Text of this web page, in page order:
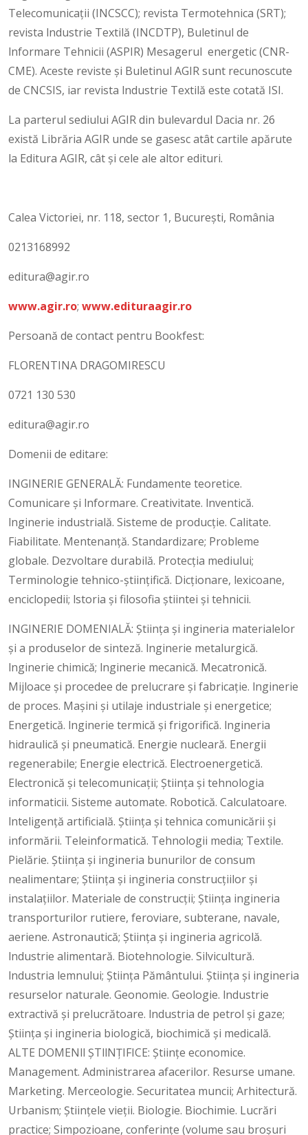
Telecomunicaţii (INCSCC); revista Termotehnica (SRT);
revista lndustrie Textilă (INCDTP), Buletinul de
lnformare Tehnicii (ASPIR) Mesagerul energetic (CNR-
CME). Aceste reviste și Buletinul AGIR sunt recunoscute
de CNCSIS, iar revista lndustrie Textilă este cotată ISI.
La parterul sediului AGIR din bulevardul Dacia nr. 26
există Librăria AGIR unde se gasesc atât cartile apărute
la Editura AGIR, cât și cele ale altor edituri.
Calea Victoriei, nr. 118, sector 1, Bucureşti, România
0213168992
editura@agir.ro
www.agir.ro; www.edituraagir.ro
Persoană de contact pentru Bookfest:
FLORENTINA DRAGOMIRESCU
0721 130 530
editura@agir.ro
Domenii de editare:
INGINERIE GENERALĂ: Fundamente teoretice.
Comunicare și lnformare. Creativitate. lnventică.
lnginerie industrială. Sisteme de producţie. Calitate.
Fiabilitate. Mentenanţă. Standardizare; Probleme
globale. Dezvoltare durabilă. Protecția mediului;
Terminologie tehnico-științifică. Dicționare, lexicoane,
enciclopedii; lstoria și filosofia știintei și tehnicii.
INGINERIE DOMENIALĂ: Știința și ingineria materialelor
și a produselor de sinteză. lnginerie metalurgică.
lnginerie chimică; lnginerie mecanică. Mecatronică.
Mijloace și procedee de prelucrare și fabricaţie. lnginerie
de proces. Mașini și utilaje industriale și energetice;
Energetică. lnginerie termică și frigorifică. lngineria
hidraulică și pneumatică. Energie nucleară. Energii
regenerabile; Energie electrică. Electroenergetică.
Electronică și telecomunicații; Știința și tehnologia
informaticii. Sisteme automate. Robotică. Calculatoare.
lnteligență artificială. Știința și tehnica comunicării și
informării. Teleinformatică. Tehnologii media; Textile.
Pielărie. Știința și ingineria bunurilor de consum
nealimentare; Știința și ingineria construcțiilor și
instalațiilor. Materiale de construcții; Știința ingineria
transporturilor rutiere, feroviare, subterane, navale,
aeriene. Astronautică; Știința și ingineria agricolă.
lndustrie alimentară. Biotehnologie. Silvicultură.
lndustria lemnului; Știința Pământului. Știința și ingineria
resurselor naturale. Geonomie. Geologie. lndustrie
extractivă și prelucrătoare. lndustria de petrol și gaze;
Știința și ingineria biologică, biochimică și medicală.
ALTE DOMENll ȘTllNȚIFICE: Științe economice.
Management. Administrarea afacerilor. Resurse umane.
Marketing. Merceologie. Securitatea muncii; Arhitectură.
Urbanism; Științele vieții. Biologie. Biochimie. Lucrări
practice; Simpozioane, conferințe (volume sau broșuri